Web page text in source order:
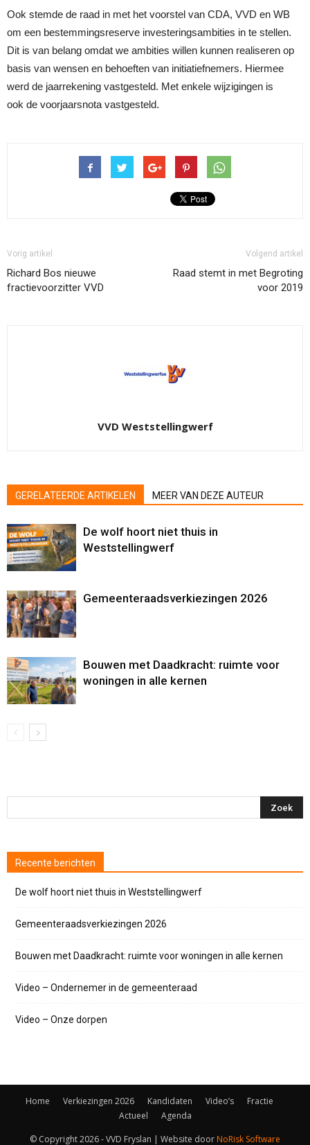
Ook stemde de raad in met het voorstel van CDA, VVD en WB
om een bestemmingsreserve investeringsambities in te stellen.
Dit is van belang omdat we ambities willen kunnen realiseren op
basis van wensen en behoeften van initiatiefnemers. Hiermee
werd de jaarrekening vastgesteld. Met enkele wijzigingen is
ook de voorjaarsnota vastgesteld.
Vorig artikel
Richard Bos nieuwe
fractievoorzitter VVD
Volgend artikel
Raad stemt in met Begroting
voor 2019
VVD Weststellingwerf
GERELATEERDE ARTIKELEN MEER VAN DEZE AUTEUR
De wolf hoort niet thuis in
Weststellingwerf
Gemeenteraadsverkiezingen 2026
Bouwen met Daadkracht: ruimte voor
woningen in alle kernen
Recente berichten
De wolf hoort niet thuis in Weststellingwerf
Gemeenteraadsverkiezingen 2026
Bouwen met Daadkracht: ruimte voor woningen in alle kernen
Video – Ondernemer in de gemeenteraad
Video – Onze dorpen
Home Verkiezingen 2026 Kandidaten Video’s
Fractie
Actueel
Agenda
© Copyright2026 - VVD Fryslan | Website door NoRisk Software